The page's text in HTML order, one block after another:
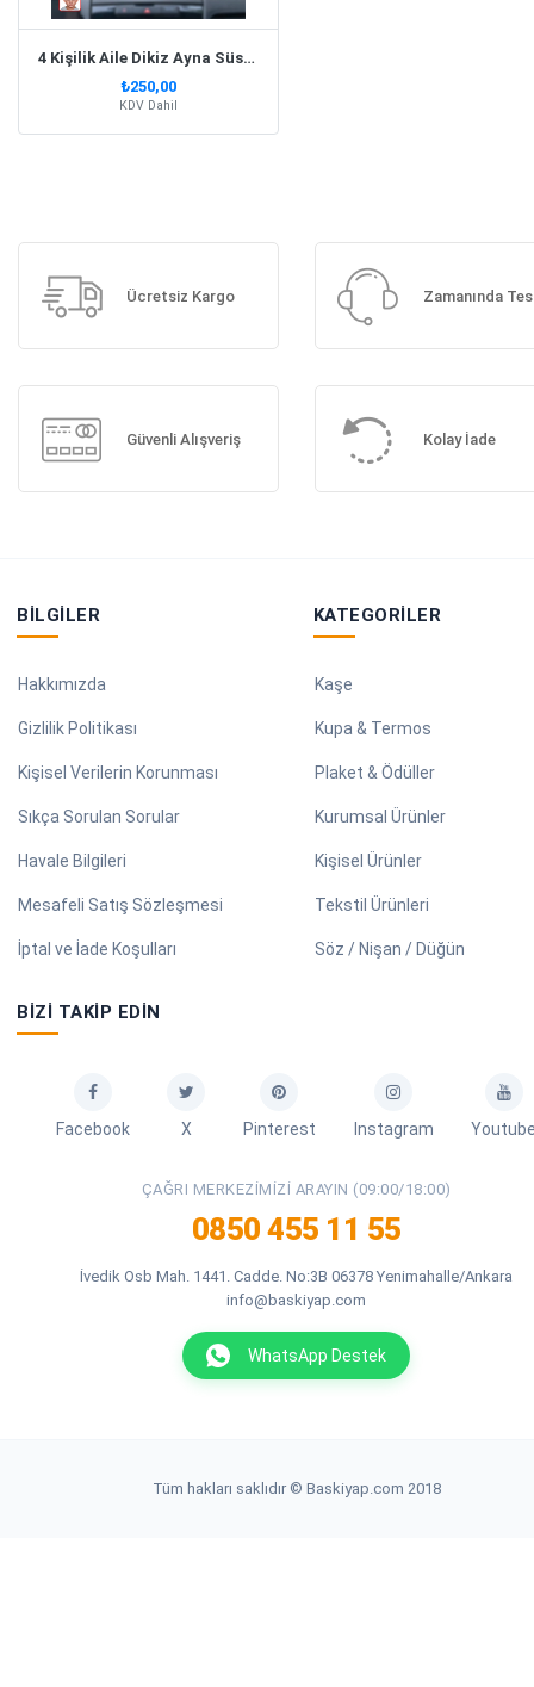
4 Kişilik Aile Dikiz Ayna Süsü Kişiye Özel
₺250,00
KDV Dahil
Ücretsiz Kargo Zamanında
Güvenli Alışveriş Kolay İade
BILGILER
Hakkımızda
Gizlilik Politikası
Kişisel Verilerin Korunması
Sıkça Sorulan Sorular
Havale Bilgileri
Mesafeli Satış Sözleşmesi
İptal ve İade Koşulları
KATEGORILER
Kaşe
Kupa & Termos
Plaket & Ödüller
Kurumsal Ürünler
Kişisel Ürünler
Tekstil Ürünleri
Söz / Nişan / Düğün
BIZI TAKIP EDIN
Facebook X Pinterest Instagram
ÇAĞRI MERKEZIMIZI ARAYIN (09:00/18:00)
0850 455 11 55
İvedik Osb Mah. 1441. Cadde. No:3B 06378 Yenimahalle/Ankara
info@baskiyap.com
WhatsApp Destek
Tüm hakları saklıdır © Baskiyap.com 2018